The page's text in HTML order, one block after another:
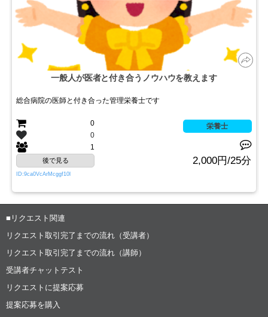
一般人が医者と付き合うノウハウを教えます
総合病院の医師と付き合った管理栄養士です
0
0
1
栄養士
後で見る 2,000円/25分
ID:9ca0VcArMcggf10l
■リクエスト関連
リクエスト取引完了までの流れ（受講者）
リクエスト取引完了までの流れ（講師）
受講者チャットテスト
リクエストに提案応募
提案応募を購入